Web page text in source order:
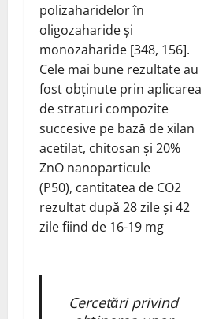
polizaharidelor în
oligozaharide și
monozaharide [348, 156].
Cele mai bune rezultate au
fost obținute prin aplicarea
de straturi compozite
succesive pe bază de xilan
acetilat, chitosan și 20%
ZnO nanoparticule
(P50), cantitatea de CO2
rezultat după 28 zile și 42
zile fiind de 16-19 mg
Cercetări privind